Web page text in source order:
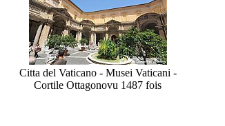
Citta del Vaticano - Musei Vaticani -
Cortile Ottagonovu 1487 fois